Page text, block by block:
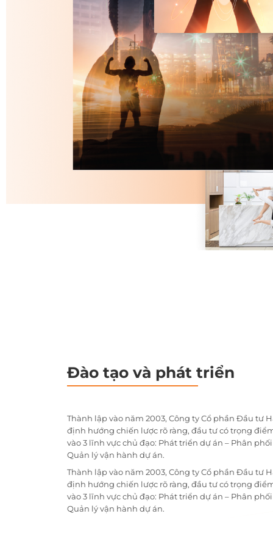
Đào tạo và phát triển
Thành lập vào năm 2003, Công ty Cổ phần Đầu tư
định hướng chiến lược rõ ràng, đầu tư có trọng
vào 3 lĩnh vực chủ đạo: Phát triển dự án – Phân
Quản lý vận hành dự án.
Thành lập vào năm 2003, Công ty Cổ phần Đầu tư
định hướng chiến lược rõ ràng, đầu tư có trọng
vào 3 lĩnh vực chủ đạo: Phát triển dự án – Phân
Quản lý vận hành dự án.